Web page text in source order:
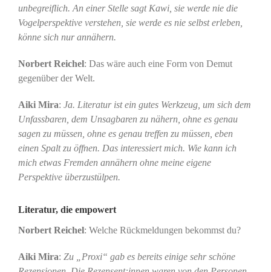
unbegreiflich. An einer Stelle sagt Kawi, sie werde nie die
Vogelperspektive verstehen, sie werde es nie selbst erleben,
könne sich nur annähern.
Norbert Reichel: Das wäre auch eine Form von Demut
gegenüber der Welt.
Aiki Mira: Ja. Literatur ist ein gutes Werkzeug, um sich dem
Unfassbaren, dem Unsagbaren zu nähern, ohne es genau
sagen zu müssen, ohne es genau treffen zu müssen, eben
einen Spalt zu öffnen. Das interessiert mich. Wie kann ich
mich etwas Fremden annähern ohne meine eigene
Perspektive überzustülpen.
Literatur, die empowert
Norbert Reichel: Welche Rückmeldungen bekommst du?
Aiki Mira: Zu „Proxi“ gab es bereits einige sehr schöne